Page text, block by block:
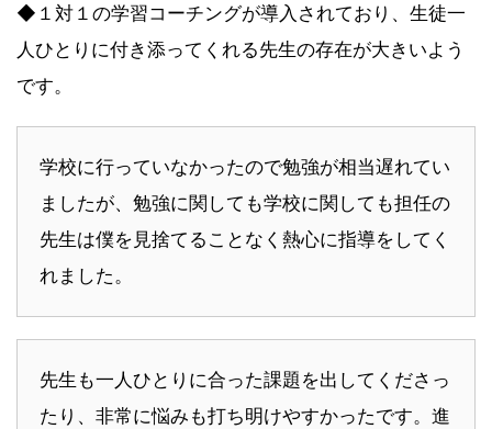
◆１対１の学習コーチングが導入されており、生徒一
人ひとりに付き添ってくれる先生の存在が大きいよう
です。
学校に行っていなかったので勉強が相当遅れてい
ましたが、勉強に関しても学校に関しても担任の
先生は僕を見捨てることなく熱心に指導をしてく
れました。
先生も一人ひとりに合った課題を出してくださっ
たり、非常に悩みも打ち明けやすかったです。進